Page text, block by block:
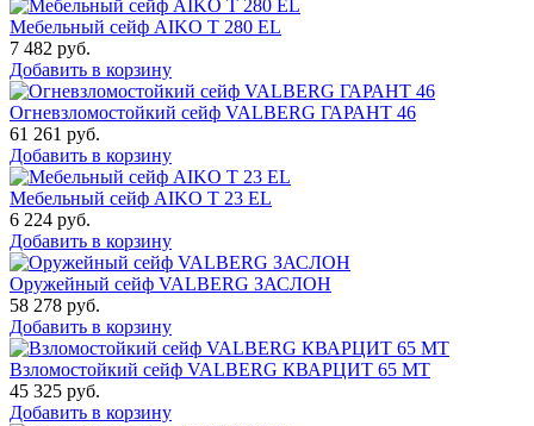
Мебельный сейф AIKO T 280 EL
7 482 руб.
Добавить в корзину
Огневзломостойкий сейф VALBERG ГАРАНТ 46
61 261 руб.
Добавить в корзину
Мебельный сейф AIKO Т 23 EL
6 224 руб.
Добавить в корзину
Оружейный сейф VALBERG ЗАСЛОН
58 278 руб.
Добавить в корзину
Взломостойкий сейф VALBERG КВАРЦИТ 65 МТ
45 325 руб.
Добавить в корзину